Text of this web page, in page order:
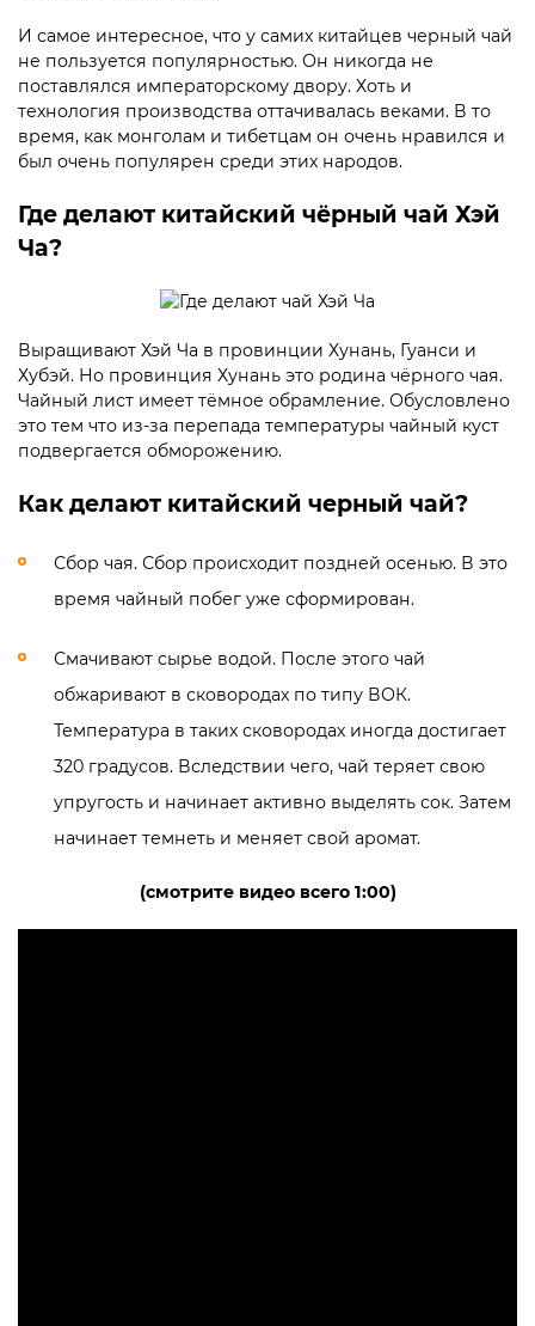
И самое интересное, что у самих китайцев черный чай
не пользуется популярностью. Он никогда не
поставлялся императорскому двору. Хоть и
технология производства оттачивалась веками. В то
время, как монголам и тибетцам он очень нравился и
был очень популярен среди этих народов.
Где делают китайский чёрный чай Хэй
Ча?
Выращивают Хэй Ча в провинции Хунань, Гуанси и
Хубэй. Но провинция Хунань это родина чёрного чая.
Чайный лист имеет тёмное обрамление. Обусловлено
это тем что из-за перепада температуры чайный куст
подвергается обморожению.
Как делают китайский черный чай?
Сбор чая. Сбор происходит поздней осенью. В это
время чайный побег уже сформирован.
Смачивают сырье водой. После этого чай
обжаривают в сковородах по типу ВОК.
Температура в таких сковородах иногда достигает
320 градусов. Вследствии чего, чай теряет свою
упругость и начинает активно выделять сок. Затем
начинает темнеть и меняет свой аромат.
(смотрите видео всего 1:00)